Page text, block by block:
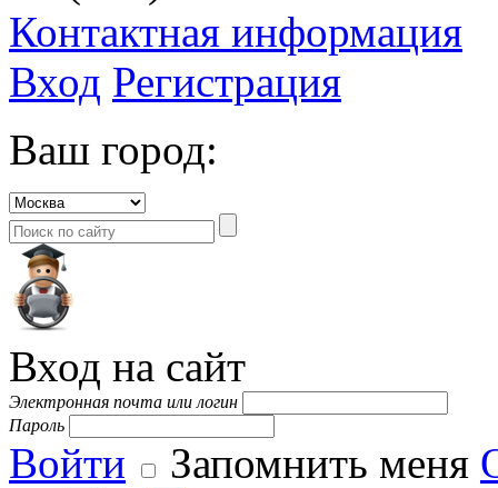
Контактная информация
Вход Регистрация
Ваш город:
Вход на сайт
Электронная почта или логин
Пароль
Войти Запомнить меня